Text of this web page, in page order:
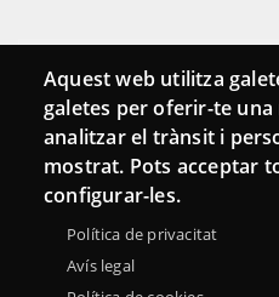
Connecta
Bustia de contacte
Butlletins
Aquest web utilitza
galetes per oferir-te
analitzar el trànsit i
mostrat. Pots acceptar
configurar-les.
Política de privacitat
Avís legal